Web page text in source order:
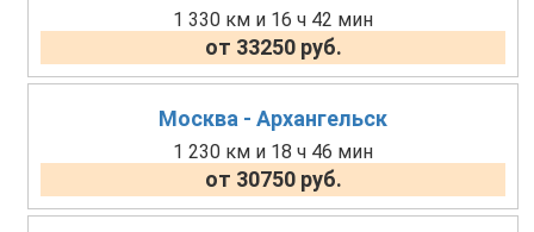
1 330 км и 16 ч 42 мин
от 33250 руб.
Москва - Архангельск
1 230 км и 18 ч 46 мин
от 30750 руб.